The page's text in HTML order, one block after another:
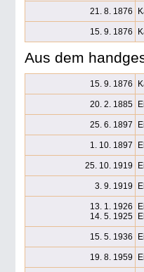
21. 8. 1876
15. 9. 1876
Aus dem
15. 9. 1876
20. 2. 1885
25. 6. 1897
1. 10. 1897
25. 10. 1919
3. 9. 1919
13. 1. 1926
14. 5. 1925
15. 5. 1936
19. 8. 1959